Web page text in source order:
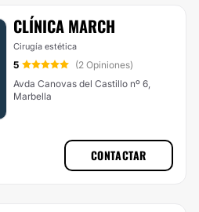
CLÍNICA MARCH
Cirugía estética
5
(2 Opiniones)
Avda Canovas del Castillo nº 6,
Marbella
CONTACTAR